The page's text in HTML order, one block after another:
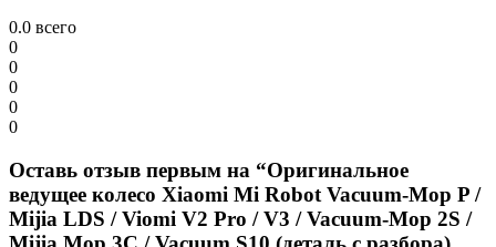
0.0 всего
0
0
0
0
0
Оставь отзыв первым на “Оригинальное
ведущее колесо Xiaomi Mi Robot Vacuum-Mop P /
Mijia LDS / Viomi V2 Pro / V3 / Vacuum-Mop 2S /